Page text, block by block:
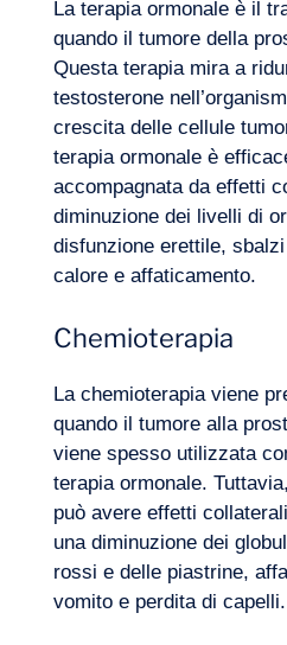
IT
La terapia ormonale è il
quando il tumore della
Questa terapia mira a
testosterone
crescita delle cellule
terapia ormonale è
accompagnata da effetti
diminuzione dei livelli di
disfunzione erettile,
calore e affaticamento.
Chemioterapia
La chemioterapia viene
quando il tumore alla
viene spesso utilizzata
terapia ormonale.
può avere effetti
una diminuzione dei
rossi e delle piastrine,
vomito e perdita di capelli.